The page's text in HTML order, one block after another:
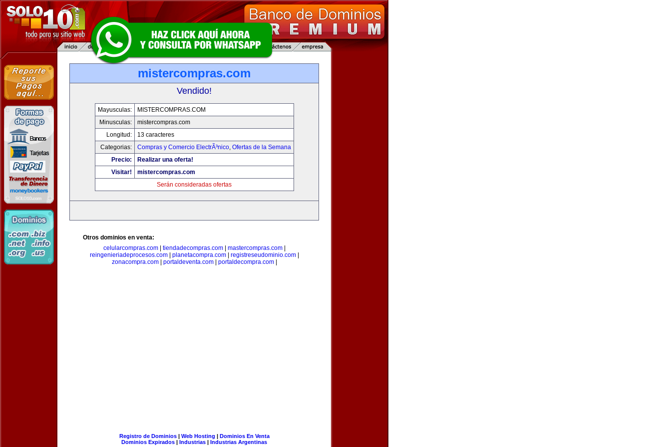
mistercompras.com
Vendido!
Mayusculas:
MISTERCOMPRAS.COM
Minusculas:
mistercompras.com
Longitud:
13 caracteres
Categorias:
Compras y Comercio ElectrÃ³nico, Ofertas de la Semana
Precio:
Realizar una oferta!
Visitar!
mistercompras.com
Serán consideradas ofertas
Otros dominios en venta:
celularcompras.com| tiendadecompras.com| mastercompras.com|
reingenieriadeprocesos.com| planetacompra.com| registreseudominio.com|
zonacompra.com| portaldeventa.com| portaldecompra.com|
Registro de Dominios| Web Hosting | Dominios En Venta
Dominios Expirados | Industrias | Industrias Argentinas